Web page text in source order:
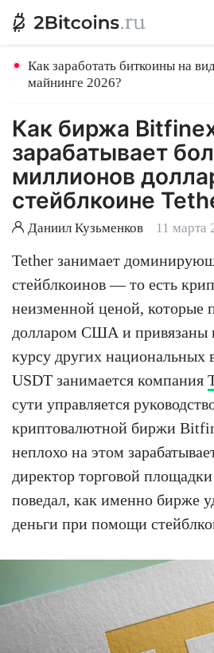
Как заработать биткоины на
майнинге 2026?
Как биржа
зарабатывает
миллионов
стейблкоине
Даниил Кузьменков 11 марта
Tether занимает
стейблкоинов — то есть
неизменной ценой, которые
долларом США и привязаны
курсу других национальных
USDT занимается компания
сути управляется
криптовалютной биржи
неплохо на этом
директор торговой
поведал, как именно бирже
деньги при помощи